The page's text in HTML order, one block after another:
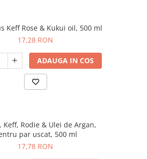
Keff Rose & Kukui oil, 500 ml
17,28 RON
ADAUGA IN COS
Keff, Rodie & Ulei de Argan,
par uscat, 500 ml
17,78 RON